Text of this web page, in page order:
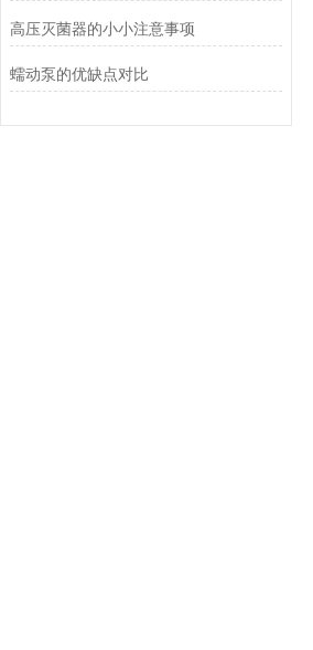
高压灭菌器的小小注意事项
蠕动泵的优缺点对比